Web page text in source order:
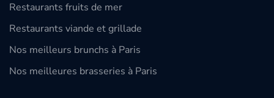
Restaurants fruits de mer
Restaurants viande et grillade
Nos meilleurs brunchs à Paris
Nos meilleures brasseries à Paris